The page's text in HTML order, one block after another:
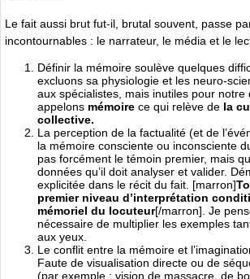
Le fait aussi brut fut-il, brutal souvent, passe
incontournables : le narrateur, le média et le
Définir la mémoire soulève quelques
excluons sa physiologie et les neuro-
aux spécialistes, mais inutiles pour notre
appelons mémoire ce qui relève de la
collective.
La perception de la factualité (et de
la mémoire consciente ou inconsciente
pas forcément le témoin premier, mais
données qu’il doit analyser et valider.
explicitée dans le récit du fait. [marron]
premier niveau d’interprétation
mémoriel du locuteur[/marron]. Je
nécessaire de multiplier les exemples
aux yeux.
Le conflit entre la mémoire et
Faute de visualisation directe ou de
(par exemple : vision de massacre, de